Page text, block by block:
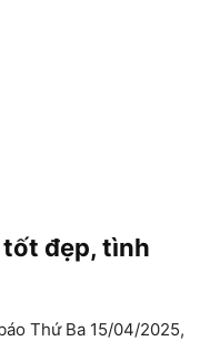
tốt đẹp, tình
Thứ Ba 15/04/2025,